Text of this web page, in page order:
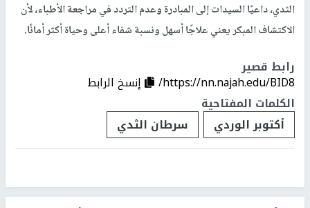
الثدي، داعيًا السيدات إلى المبادرة وعدم التردد في مراجعة الأطباء، لأن
الاكتشاف المبكر يعني علاجًا أسهل ونسبة شفاء أعلى وحياة أكثر أمانًا.
رابط قصير
https://nn.najah.edu/BID8/
إنسخ الرابط
الكلمات المفتاحية
أكتوبر الوردي
سرطان الثدي